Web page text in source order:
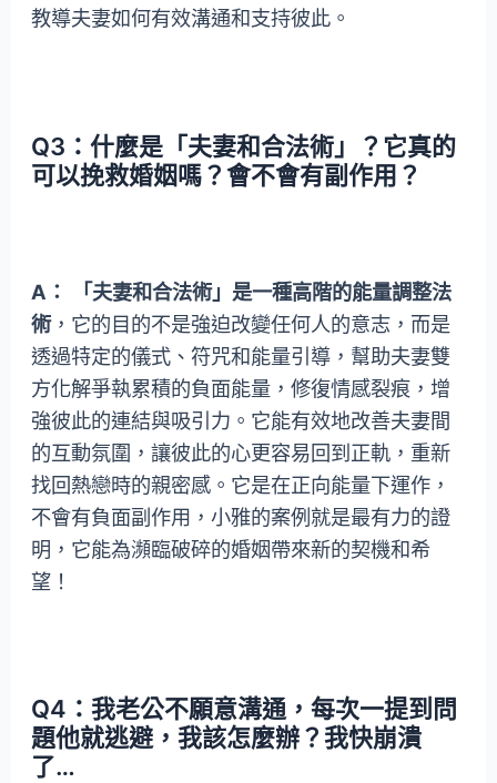
教導夫妻如何有效溝通和支持彼此。
Q3：什麼是「夫妻和合法術」？它真的
可以挽救婚姻嗎？會不會有副作用？
A：
「夫妻和合法術」是一種高階的能量調整法
術，它的目的不是強迫改變任何人的意志，而是
透過特定的儀式、符咒和能量引導，幫助夫妻雙
方化解爭執累積的負面能量，修復情感裂痕，增
強彼此的連結與吸引力。它能有效地改善夫妻間
的互動氛圍，讓彼此的心更容易回到正軌，重新
找回熱戀時的親密感。它是在正向能量下運作，
不會有負面副作用，小雅的案例就是最有力的證
明，它能為瀕臨破碎的婚姻帶來新的契機和希
望！
Q4：我老公不願意溝通，每次一提到問
題他就逃避，我該怎麼辦？我快崩潰
了…